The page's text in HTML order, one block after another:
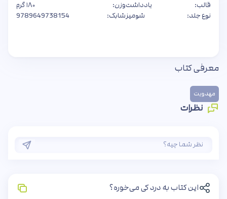
قالب:
یادداشت
نوع جلد:
شومیز
وزن:
۱۸۰ گرم
شابک:
9789649738154
معرفی کتاب
مهدویت
نظرات
این کتاب به درد کی می‌خوره؟